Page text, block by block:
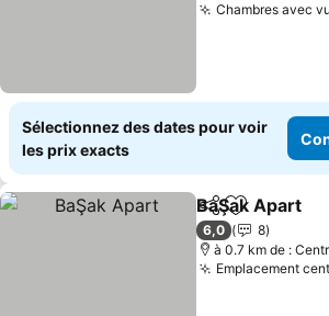
Chambres avec
Sélectionnez des dates pour voir
les prix exacts
PartagerAjouter à
BaŞak Apart
6,0
8
à 0.7 km de :
Emplacement